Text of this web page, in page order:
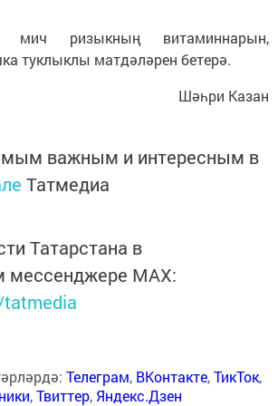
мич ризыкның витаминнарын,
туклыклы матдәләрен бетерә.
Шәһри Казан
важным и интересным в
Татмедиа
Татарстана в
мессенджере MАХ:
Телеграм, ВКонтакте,ТикТок,
,Твиттер, Яндекс.Дзен